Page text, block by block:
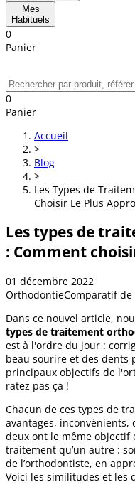
Mes
Habituels
0
Panier
0
Panier
Accueil
>
Blog
>
Les Types de
Choisir Le Plus
Les types de
: Comment
01 décembre 2022
OrthodontieComparatif
Dans ce nouvel article,
types de traitement
est à l'ordre du jour :
beau sourire et des dents
principaux objectifs de
ratez pas ça !
Chacun de ces types de
avantages,
deux ont le même objectif
traitement qu’un autre :
de l’orthodontiste, en
Voici les similitudes et les